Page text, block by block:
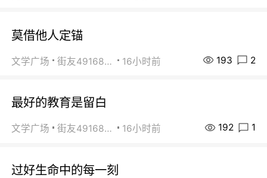
莫借他人定锚
文学广场 街友49168527 16小时前 193 2
最好的教育是留白
文学广场 街友49168527 16小时前 192 1
过好生命中的每一刻